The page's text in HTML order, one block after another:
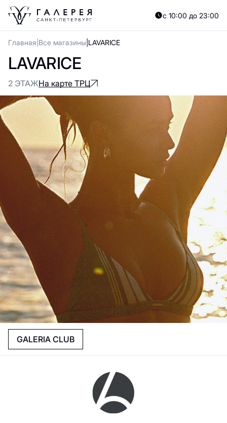
с 10:00 до 23:00
Главная Все магазины LAVARICE
LAVARICE
2 ЭТАЖНа карте ТРЦ
GALERIA CLUB